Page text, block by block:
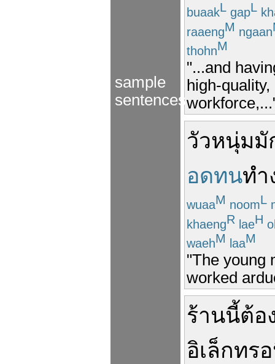
sample
sentences
buaakL gapL
raaengM ngaan
thohnM
"...and
high-
วัวหนุ่มมั
อดทนทำ
wuaaM noomL
khaengR laeH
waehM laaM
"The young
worked
ร้านนี้ต้อ
อิเล็กทร